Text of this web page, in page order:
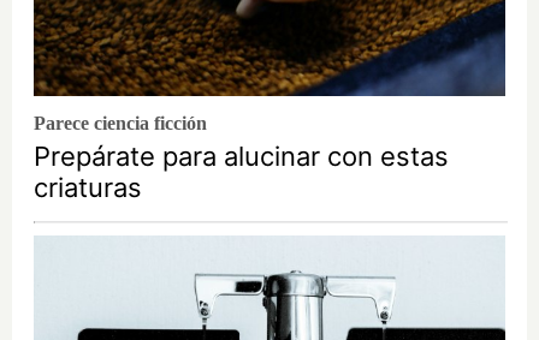
Parece ciencia ficción
Prepárate para alucinar con estas
criaturas